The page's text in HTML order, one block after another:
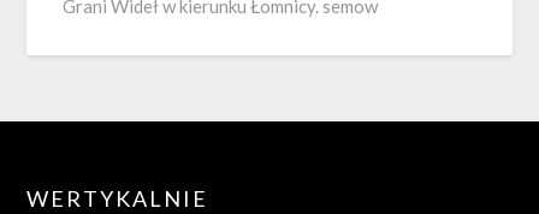
Grani Wideł w kierunku Łomnicy. semow
WERTYKALNIE